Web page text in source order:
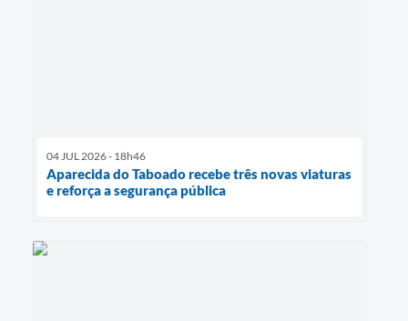
04 JUL 2026 - 18h46
Aparecida do Taboado recebe três novas viaturas
e reforça a segurança pública